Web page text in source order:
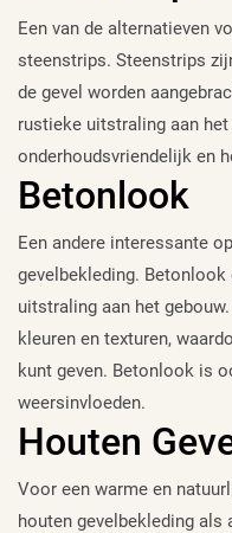
Een van de alternatieven
steenstrips. Steenstrips
de gevel worden
rustieke uitstraling aan
onderhoudsvriendelijk en
Betonlook
Een andere interessante
gevelbekleding.
uitstraling aan het
kleuren en texturen,
kunt geven. Betonlook is
weersinvloeden.
Houten
Voor een warme en
houten gevelbekleding